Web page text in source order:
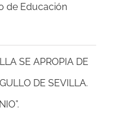
de Educación
SE APROPIA DE
DE SEVILLA.